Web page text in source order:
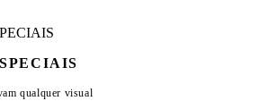
qualquer visual